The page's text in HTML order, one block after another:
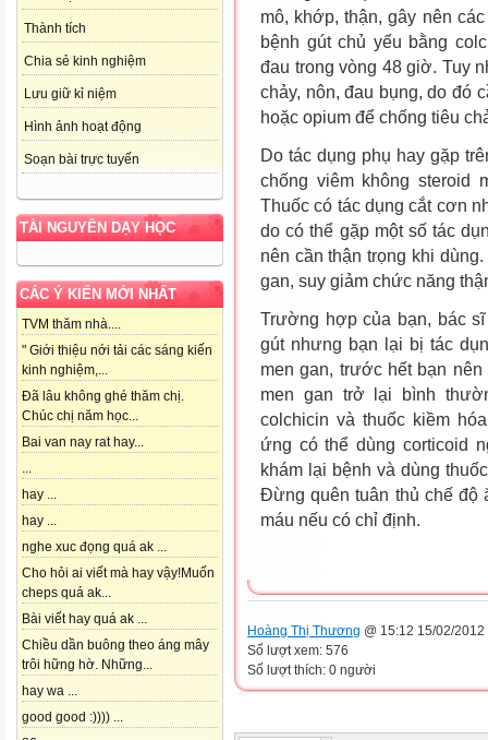
Thành tích
Chia sẻ kinh nghiệm
Lưu giữ kỉ niệm
Hình ảnh hoạt động
Soạn bài trực tuyến
TÀI NGUYÊN DẠY HỌC
CÁC Ý KIẾN MỚI NHẤT
TVM thăm nhà....
" Giới thiệu nới tải các sáng kiến
kinh nghiệm,...
Đã lâu không ghé thăm chị.
Chúc chị năm học...
Bai van nay rat hay...
...
hay ...
hay ...
nghe xuc đọng quá ak ...
Cho hỏi ai viết mà hay vậy!Muốn
cheps quá ak...
Bài viết hay quá ak ...
Chiều dần buông theo áng mây
trôi hững hờ. Những...
hay wa ...
good good :)))) ...
mô, khớp, thận, gây nên
bệnh gút chủ yếu bằng
đau trong vòng 48 giờ. Tuy
chảy, nôn, đau bụng, do đó
hoặc opium để chống tiêu
Do tác dụng phụ hay gặp
chống viêm không steroid
Thuốc có tác dụng cắt cơn
do có thể gặp một số tác
nên cần thận trọng khi
gan, suy giảm chức năng
Trường hợp của bạn, bác
gút nhưng bạn lại bị tác
men gan, trước hết bạn
men gan trở lại bình
colchicin và thuốc kiềm
ứng có thể dùng corticoid
khám lại bệnh và dùng
Đừng quên tuân thủ chế độ
máu nếu có chỉ định.
Hoàng Thị Thương @ 15:12 15/02/2012
Số lượt xem: 576
Số lượt thích: 0 người